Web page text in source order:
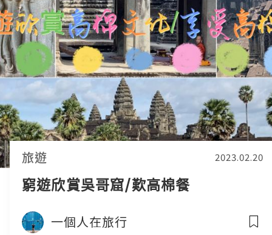
旅遊 2023.02.20
窮遊欣賞吳哥窟/歎高棉餐
一個人在旅行